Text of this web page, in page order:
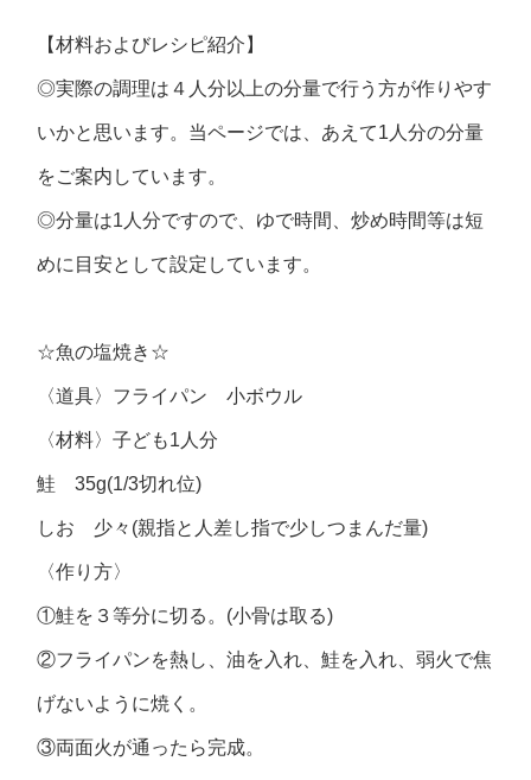
【材料およびレシピ紹介】
◎実際の調理は４人分以上の分量で行う方が作りやす
いかと思います。当ページでは、あえて1人分の分量
をご案内しています。
◎分量は1人分ですので、ゆで時間、炒め時間等は短
めに目安として設定しています。
☆魚の塩焼き☆
〈道具〉フライパン 小ボウル
〈材料〉子ども1人分
鮭 35g(1/3切れ位)
しお 少々(親指と人差し指で少しつまんだ量)
〈作り方〉
①鮭を３等分に切る。(小骨は取る)
②フライパンを熱し、油を入れ、鮭を入れ、弱火で焦
げないように焼く。
③両面火が通ったら完成。